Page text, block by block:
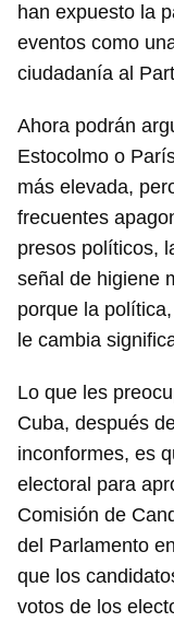
han expuesto la
eventos como
ciudadanía al
Ahora podrán
Estocolmo o
más elevada,
frecuentes
presos políticos,
señal de higiene
porque la
le cambia
Lo que les
Cuba, después
inconformes, es
electoral para
Comisión de
del Parlamento
que los
votos de los